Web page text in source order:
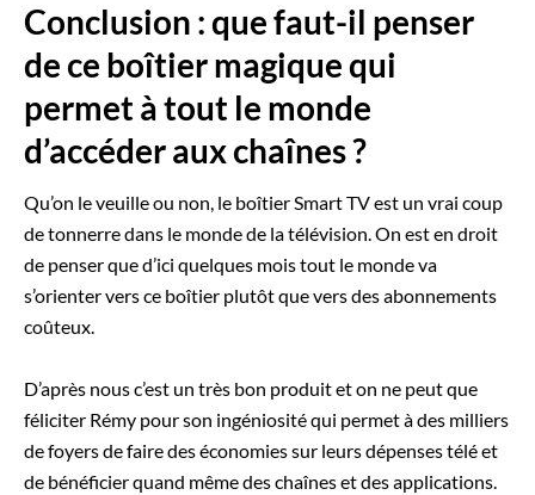
Conclusion : que faut-il penser
de ce boîtier magique qui
permet à tout le monde
d’accéder aux chaînes ?
Qu’on le veuille ou non, le boîtier Smart TV est un vrai coup
de tonnerre dans le monde de la télévision. On est en droit
de penser que d’ici quelques mois tout le monde va
s’orienter vers ce boîtier plutôt que vers des abonnements
coûteux.
D’après nous c’est un très bon produit et on ne peut que
féliciter Rémy pour son ingéniosité qui permet à des milliers
de foyers de faire des économies sur leurs dépenses télé et
de bénéficier quand même des chaînes et des applications.